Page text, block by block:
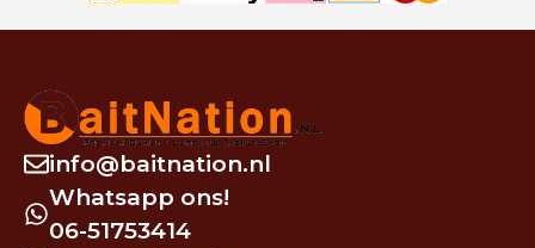
info@baitnation.nl
Whatsapp ons!
06-51753414